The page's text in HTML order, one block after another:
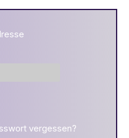
vergessen?